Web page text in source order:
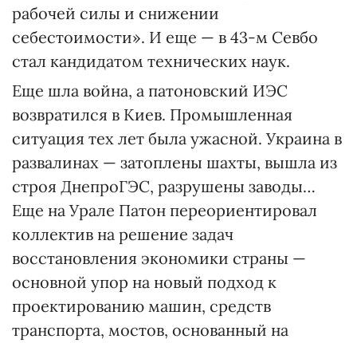
рабочей силы и снижении
себестоимости». И еще — в 43-м Севбо
стал кандидатом технических наук.
Еще шла война, а патоновский ИЭС
возвратился в Киев. Промышленная
ситуация тех лет была ужасной. Украина в
развалинах — затоплены шахты, вышла из
строя ДнепроГЭС, разрушены заводы…
Еще на Урале Патон переориентировал
коллектив на решение задач
восстановления экономики страны —
основной упор на новый подход к
проектированию машин, средств
транспорта, мостов, основанный на